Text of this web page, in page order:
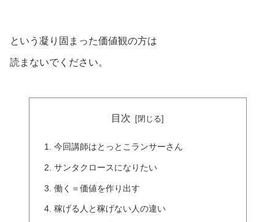
という凝り固まった価値観の方は
読まないでください。
目次
今回講師はとっとこランサーさん
サンタクロースになりたい
働く＝価値を作り出す
稼げる人と稼げない人の違い